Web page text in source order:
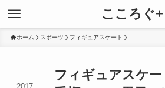
こころぐ+
ホーム スポーツ フィギュアスケート
フィギュアスケ